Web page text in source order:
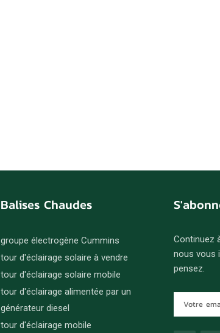
Balises Chaudes
groupe électrogène Cummins
tour d'éclairage solaire à vendre
tour d'éclairage solaire mobile
tour d'éclairage alimentée par un
générateur diesel
tour d'éclairage mobile
Continuez
nous vous
pensez.